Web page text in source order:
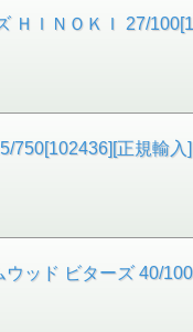
ＨＩＮＯＫＩ 27/
750[102436][正規輸入
ウッド ビターズ 40/